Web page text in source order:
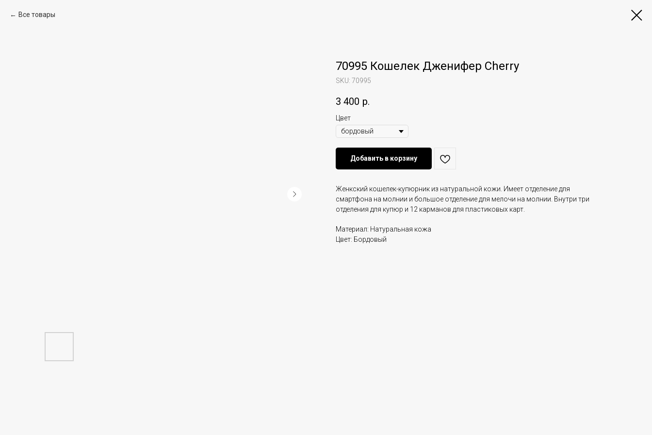
Все товары
70995 Кошелек Дженифер Cherry
SKU: 70995
3 400 р.
Цвет
Добавить в корзину
Женкский кошелек-купюрник из натуральной кожи. Имеет отделение для
смартфона на молнии и большое отделение для мелочи на молнии. Внутри три
отделения для купюр и 12 карманов для пластиковых карт.
Материал: Натуральная кожа
Цвет: Бордовый